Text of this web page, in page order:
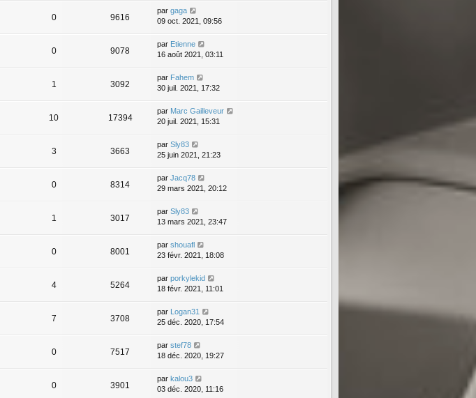
0 9616
par gaga
09 oct. 2021, 09:56
0 9078
par Etienne
16 août 2021, 03:11
1 3092
par Fahem
30 juil. 2021, 17:32
10 17394
par Marc Gailleveur
20 juil. 2021, 15:31
3 3663
par Sly83
25 juin 2021, 21:23
0 8314
par Jacq78
29 mars 2021, 20:12
1 3017
par Sly83
13 mars 2021, 23:47
0 8001
par shouafl
23 févr. 2021, 18:08
4 5264
par porkylekid
18 févr. 2021, 11:01
7 3708
par Logan31
25 déc. 2020, 17:54
0 7517
par stef78
18 déc. 2020, 19:27
0 3901
par kalou3
03 déc. 2020, 11:16